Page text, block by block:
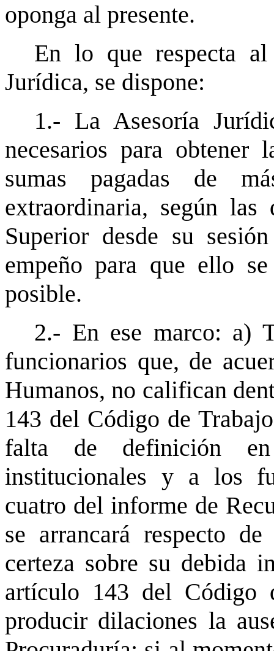
oponga al presente.
En lo que respecta
Jurídica, se dispone:
1.- La Asesoría
necesarios para obtener
sumas pagadas de
extraordinaria, según
Superior desde su
empeño para que ello
posible.
2.- En ese marco: a)
funcionarios que, de
Humanos, no califican
143 del Código de
falta de definición
institucionales y a los
cuatro del informe de
se arrancará respecto
certeza sobre su debida
artículo 143 del Código
producir dilaciones la